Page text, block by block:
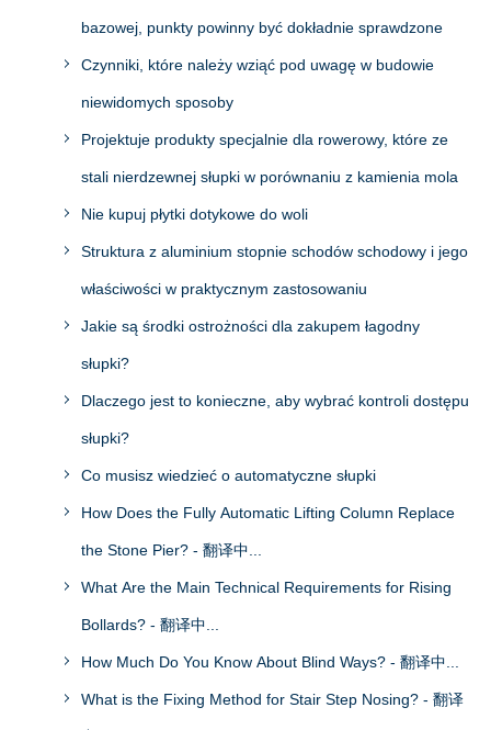
bazowej, punkty powinny być dokładnie sprawdzone
Czynniki, które należy wziąć pod uwagę w budowie
niewidomych sposoby
Projektuje produkty specjalnie dla rowerowy, które ze
stali nierdzewnej słupki w porównaniu z kamienia mola
Nie kupuj płytki dotykowe do woli
Struktura z aluminium stopnie schodów schodowy i jego
właściwości w praktycznym zastosowaniu
Jakie są środki ostrożności dla zakupem łagodny
słupki?
Dlaczego jest to konieczne, aby wybrać kontroli dostępu
słupki?
Co musisz wiedzieć o automatyczne słupki
How Does the Fully Automatic Lifting Column Replace
the Stone Pier? - 翻译中...
What Are the Main Technical Requirements for Rising
Bollards? - 翻译中...
How Much Do You Know About Blind Ways? - 翻译中...
What is the Fixing Method for Stair Step Nosing? - 翻译